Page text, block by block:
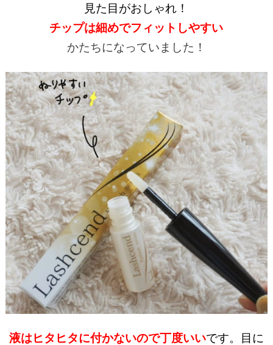
見た目がおしゃれ！
チップは細めでフィットしやすい
かたちになっていました！
液はヒタヒタに付かないので丁度いいです。目に